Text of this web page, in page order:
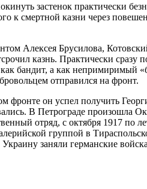
застенок практически
к смертной казни через
Алексея Брусилова,
казнь. Практически сразу
бандит, а как непримиримый
отправился на фронт.
он успел получить
В Петрограде произошла
отряд, с октября 1917 по
группой в
заняли германские